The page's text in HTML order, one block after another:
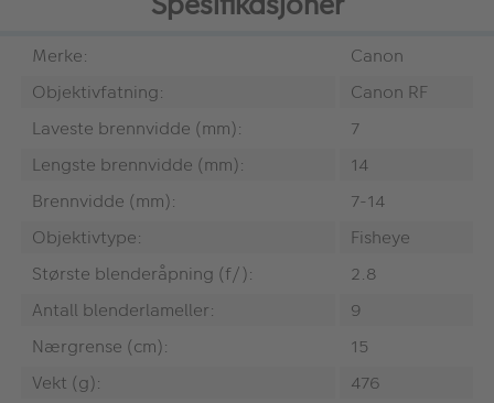
Merke:
Canon
Objektivfatning:
Canon RF
Laveste brennvidde (mm):
7
Lengste brennvidde (mm):
14
Brennvidde (mm):
7-14
Objektivtype:
Fisheye
Største blenderåpning (f/):
2.8
Antall blenderlameller:
9
Nærgrense (cm):
15
Vekt (g):
476